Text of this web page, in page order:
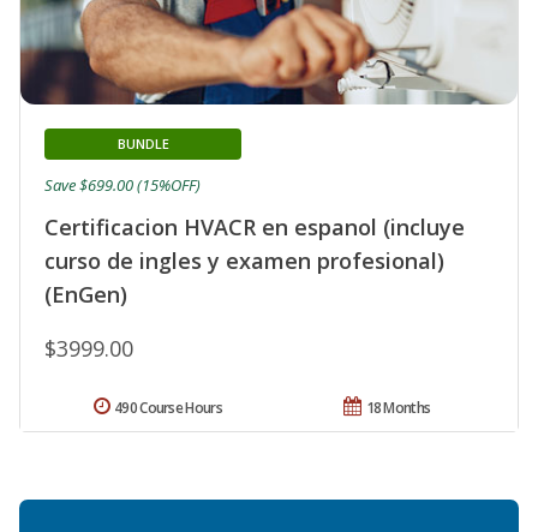
Certificacion HVACR en espanol (incluye
curso de ingles y examen profesional)
(EnGen)
BUNDLE
$3999.00
Save $699.00 (15%OFF)
18 Months
490 Course Hours